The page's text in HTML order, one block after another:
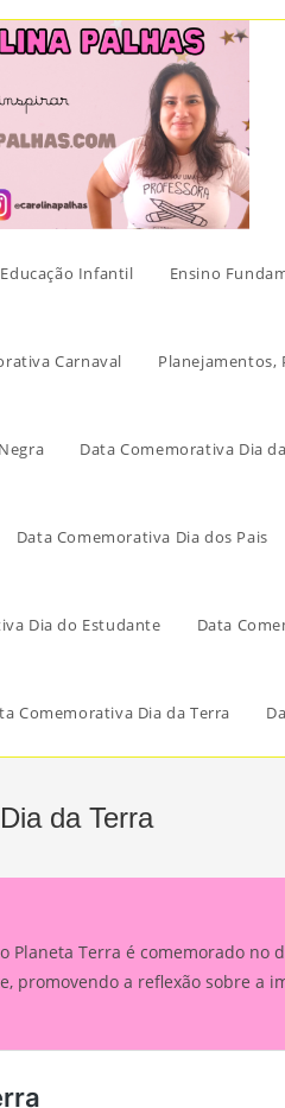
Educação Infantil Ensino
Carnaval Planejamentos,
Data Comemorativa Dia
Data Comemorativa Dia dos Pais
Dia do Estudante Data
Comemorativa Dia da Terra
da Terra
Planeta Terra é comemorado
promovendo a reflexão sobre a